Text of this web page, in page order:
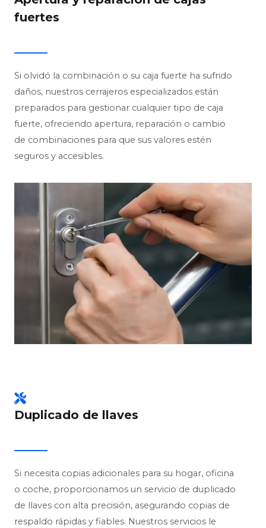
fuertes
Si olvidó la combinación o su caja fuerte ha sufrido
daños, nuestros cerrajeros especializados están
preparados para gestionar cualquier tipo de caja
fuerte, ofreciendo apertura, reparación o cambio
de combinaciones para que sus valores estén
seguros y accesibles.
Duplicado de llaves
Si necesita copias adicionales para su hogar, oficina
o coche, proporcionamos un servicio de duplicado
de llaves con alta precisión, asegurando copias de
respaldo rápidas y fiables. Nuestros servicios le